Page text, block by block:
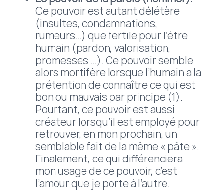
Ce pouvoir est autant délétère
(insultes, condamnations,
rumeurs…) que fertile pour l’être
humain (pardon, valorisation,
promesses …). Ce pouvoir semble
alors mortifère lorsque l’humain a la
prétention de connaître ce qui est
bon ou mauvais par principe (1).
Pourtant, ce pouvoir est aussi
créateur lorsqu’il est employé pour
retrouver, en mon prochain, un
semblable fait de la même « pâte ».
Finalement, ce qui différenciera
mon usage de ce pouvoir, c’est
l’amour que je porte à l’autre.